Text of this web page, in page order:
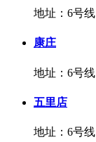
地址：6号线
康庄
地址：6号线
五里店
地址：6号线